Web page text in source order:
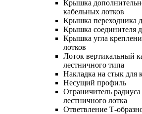
Крышка
кабельных лотков
Крышка переходника
Крышка соединителя
Крышка угла
лотков
Лоток вертикальный
лестничного типа
Накладка на стык для
Несущий профиль
Ограничитель радиуса
лестничного лотка
Ответвление Т-